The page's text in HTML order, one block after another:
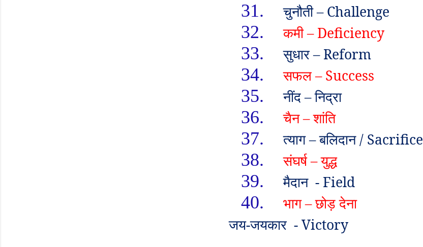
31. चुनौती– Challenge
32. कमी– Deficiency
33. सुधार– Reform
34. सफल– Success
35. नींद–निद्रा
36. चैन–शांति
37. त्याग–बलिदान / Sacrifice
38. संघर्ष–युद्ध
39. मैदान - Field
40. भाग–छोड़ देना
जय-जयकार -Victory